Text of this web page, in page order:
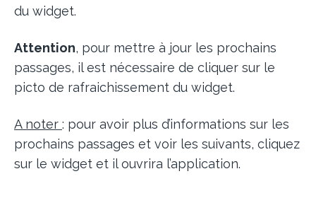
du widget.
Attention, pour mettre à jour les prochains
passages, il est nécessaire de cliquer sur le
picto de rafraichissement du widget.
A noter : pour avoir plus d’informations sur les
prochains passages et voir les suivants, cliquez
sur le widget et il ouvrira l’application.